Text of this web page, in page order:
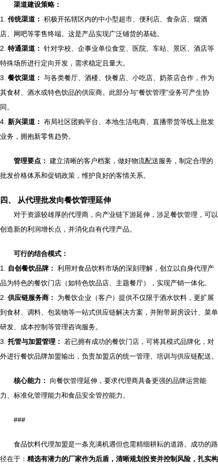
渠道建设策略：
1. 传统渠道： 积极开拓辖区内的中小型超市、便利店、食杂店、烟酒
店、网吧等零售终端。这是产品实现广泛铺货的基础。
2. 特通渠道： 针对学校、企事业单位食堂、医院、车站、景区、酒店等
特殊场所进行定向开发，需求稳定且量大。
3. 餐饮渠道： 与各类餐厅、酒楼、快餐店、小吃店、奶茶店合作，作为
其食材、酒水或特色饮品的供应商。此部分与“餐饮管理”业务可产生协
同。
4. 新兴渠道： 布局社区团购平台、本地生活电商、直播带货等线上批发
业务，拥抱新零售趋势。
管理要点： 建立清晰的客户档案，做好物流配送服务，制定合理的
批发价格体系和促销政策，维护良好的客情关系。
四、 从代理批发向餐饮管理延伸
对于资源较雄厚的代理商，向产业链下游延伸，涉足餐饮管理，可以
创造新的利润增长点，并消化自有代理产品。
可行的结合模式：
1.
自创餐饮品牌： 利用对食品饮料市场的深刻理解，创立以自身代理产
品为特色的餐饮门店（如特色饮品店、主题餐厅），实现产销一体化。
2. 供应链服务商：
为餐饮企业（客户）提供不仅限于酒水饮料，更扩展
到食材、调料、包装物等一站式供应链解决方案，并附带厨房设计、菜单
研发、成本控制等管理咨询服务。
3. 托管与加盟管理： 若已拥有成功的餐饮门店，可将其模式品牌化，对
外进行餐饮品牌加盟输出，负责加盟店的统一管理、培训与供应链配送。
核心能力：
向餐饮管理延伸，要求代理商具备更强的品牌运营能
力、标准化管理能力和食品安全管控能力。
###
食品饮料代理加盟是一条充满机遇但也需精细耕耘的道路。成功的路
径在于： 精选有潜力的厂家作为后盾，清晰规划投资并控制风险，扎实构